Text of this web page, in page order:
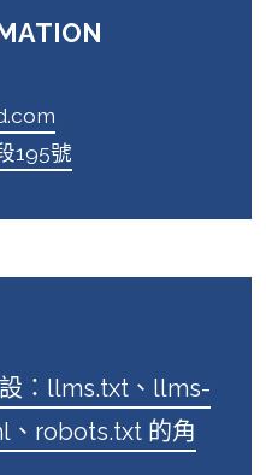
195號
：llms.txt、llms-
robots.txt 的角